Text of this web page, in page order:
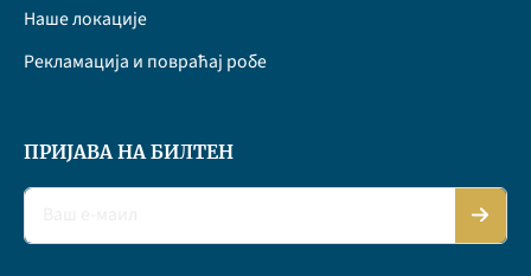
Наше локације
Рекламација и повраћај робе
ПРИЈАВА НА БИЛТЕН